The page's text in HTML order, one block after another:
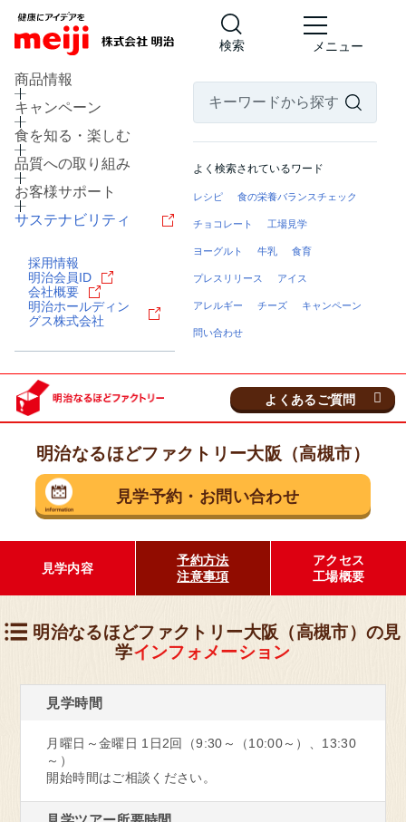
検索 メニュー
商品情報
キャンペーン
食を知る・楽しむ
品質への取り組み
お客様サポート
サステナビリティ
採用情報
明治会員ID
会社概要
明治ホールディン
グス株式会社
よく検索されているワード
レシピ 食の栄養バランスチェック
チョコレート 工場見学
ヨーグルト 牛乳 食育
プレスリリース アイス
アレルギー チーズ キャンペーン
問い合わせ
見学予約 ・ お問い合わせ
よくあるご質問
明治なるほどファクトリー
見学予約・お問い合わせ
茨城県 守谷市
乳製品の工場
明治なるほどファクトリー
守谷
見学予約・お問い合わせ
坂戸
見学予約・お問い合わせ
明治なるほどファクトリー大阪（高槻市）
見学内容
予約方法
注意事項
アクセス
工場概要
明治なるほどファクトリー大阪（高槻市）の見
学インフォメーション
見学時間
月曜日～金曜日 1日2回（9:30～（10:00～）、13:30
～）
開始時間はご相談ください。